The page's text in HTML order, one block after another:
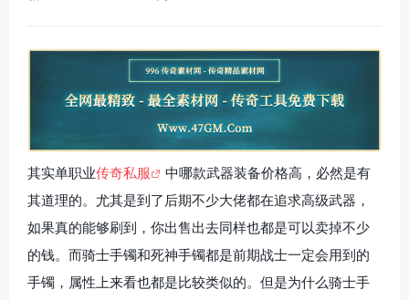
其实单职业传奇私服
中哪款武器装备价格高，必然是有
其道理的。尤其是到了后期不少大佬都在追求高级武器，
如果真的能够刷到，你出售出去同样也都是可以卖掉不少
的钱。而骑士手镯和死神手镯都是前期战士一定会用到的
手镯，属性上来看也都是比较类似的。但是为什么骑士手